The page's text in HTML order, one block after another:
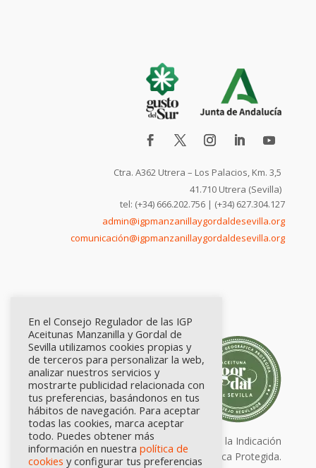
Ctra. A362 Utrera – Los Palacios, Km. 3,5
41.710 Utrera (Sevilla)
tel: (+34) 666.202.756 | (+34) 627.304.127
admin@igpmanzanillaygordaldesevilla.org
comunicación@igpmanzanillaygordaldesevilla.org
Calidad certificada por Origen. Sellos de la Indicación
Geográfica Protegida.
En el Consejo Regulador de las IGP
Aceitunas Manzanilla y Gordal de
Sevilla utilizamos cookies propias y
de terceros para personalizar la web,
analizar nuestros servicios y
mostrarte publicidad relacionada con
tus preferencias, basándonos en tus
hábitos de navegación. Para aceptar
todas las cookies, marca aceptar
todo. Puedes obtener más
información en nuestra política de
cookies y configurar tus preferencias